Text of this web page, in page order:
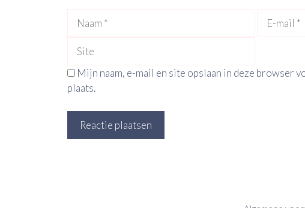
mail
Mijn naam, e-mail en site opslaan in deze browser
plaats.